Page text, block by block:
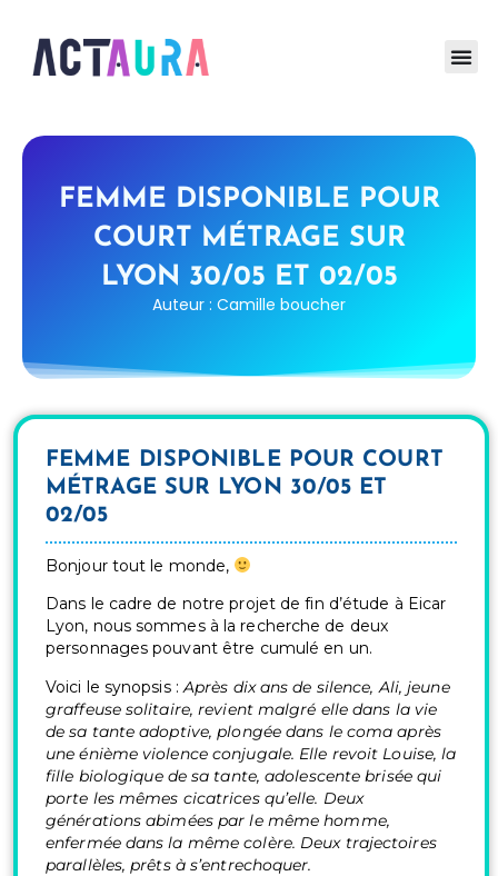
FEMME DISPONIBLE POUR
COURT MÉTRAGE SUR
LYON 30/05 ET 02/05
Auteur : Camille boucher
FEMME DISPONIBLE POUR COURT
MÉTRAGE SUR LYON 30/05 ET
02/05
Bonjour tout le monde,
Dans le cadre de notre projet de fin d’étude à Eicar
Lyon, nous sommes à la recherche de deux
personnages pouvant être cumulé en un.
Voici le synopsis :Après dix ans de silence, Ali, jeune
graffeuse solitaire, revient malgré elle dans la vie
de sa tante adoptive, plongée dans le coma après
une énième violence conjugale. Elle revoit Louise, la
fille biologique de sa tante, adolescente brisée qui
porte les mêmes cicatrices qu’elle. Deux
générations abimées par le même homme,
enfermée dans la même colère. Deux trajectoires
parallèles, prêts à s’entrechoquer.